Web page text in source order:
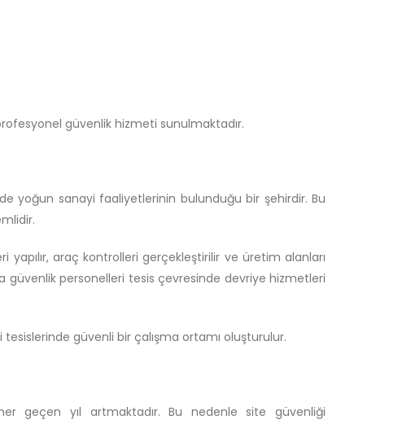
güvenlik hizmeti sunulmaktadır.
yoğun sanayi faaliyetlerinin bulunduğu bir şehirdir. Bu
yapılır, araç kontrolleri gerçekleştirilir ve üretim alanları
güvenlik personelleri tesis çevresinde devriye hizmetleri
güvenli bir çalışma ortamı oluşturulur.
geçen yıl artmaktadır. Bu nedenle site güvenliği